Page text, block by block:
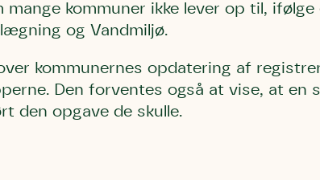
mange kommuner ikke lever op til,
og Vandmiljø.
kommunernes opdatering af
Den forventes også at vise, at en
den opgave de skulle.